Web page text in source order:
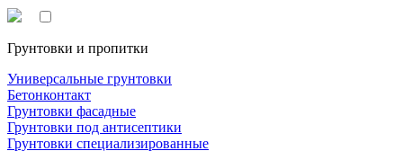
Грунтовки и пропитки
Универсальные грунтовки
Бетонконтакт
Грунтовки фасадные
Грунтовки под антисептики
Грунтовки специализированные